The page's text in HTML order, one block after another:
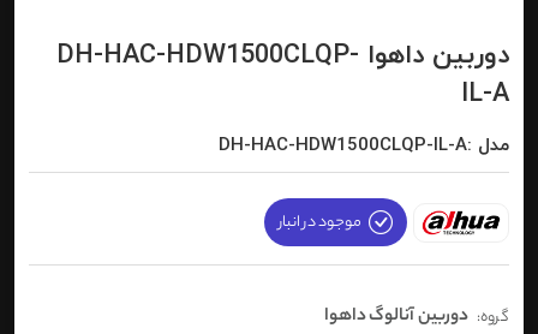
دوربین داهوا DH-HAC-HDW1500CLQP-
IL-A
مدل :DH-HAC-HDW1500CLQP-IL-A
موجود در انبار
گروه: دوربین آنالوگ داهوا